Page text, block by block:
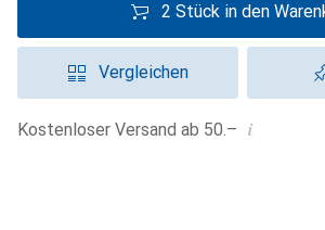
2 Stück in den
Vergleichen
Kostenloser Versand ab 50.– i